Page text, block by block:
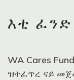
እቲ
WA Cares
ዝተፈጥረ ናይ